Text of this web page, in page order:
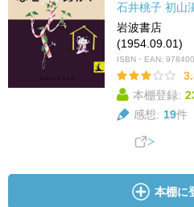
石井桃子 初山
岩波書店
(1954.09.01)
ISBN・EAN:
本棚登録:
感想: 19件
本棚に